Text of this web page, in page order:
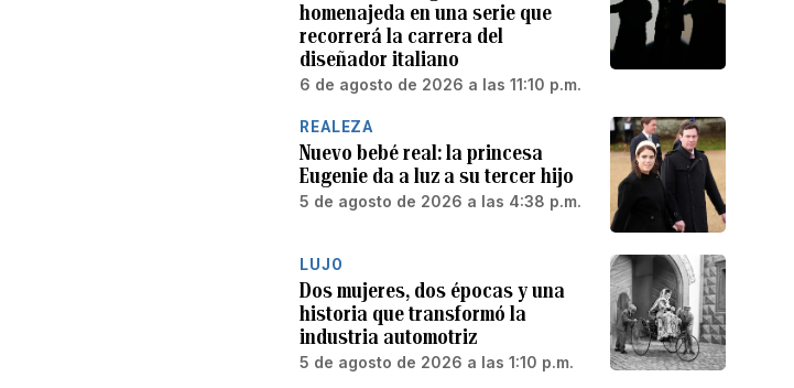
homenajeda en una serie que
recorrerá la carrera del
diseñador italiano
6 de agosto de 2026 a las 11:10 p.m.
REALEZA
Nuevo bebé real: la princesa
Eugenie da a luz a su tercer hijo
5 de agosto de 2026 a las 4:38 p.m.
LUJO
Dos mujeres, dos épocas y una
historia que transformó la
industria automotriz
5 de agosto de 2026 a las 1:10 p.m.